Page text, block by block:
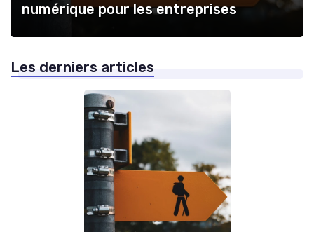
numérique pour les entreprises
Les derniers articles